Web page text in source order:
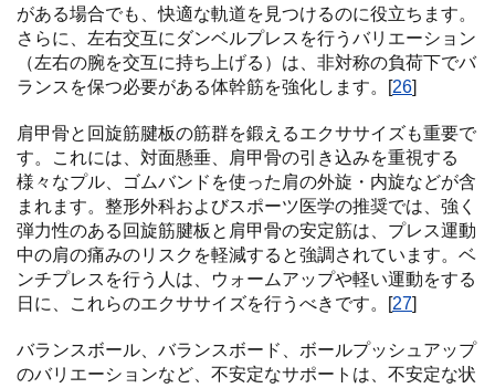
がある場合でも、快適な軌道を見つけるのに役立ちます。
さらに、左右交互にダンベルプレスを行うバリエーション
（左右の腕を交互に持ち上げる）は、非対称の負荷下でバ
ランスを保つ必要がある体幹筋を強化します。[26]
肩甲骨と回旋筋腱板の筋群を鍛えるエクササイズも重要で
す。これには、対面懸垂、肩甲骨の引き込みを重視する
様々なプル、ゴムバンドを使った肩の外旋・内旋などが含
まれます。整形外科およびスポーツ医学の推奨では、強く
弾力性のある回旋筋腱板と肩甲骨の安定筋は、プレス運動
中の肩の痛みのリスクを軽減すると強調されています。ベ
ンチプレスを行う人は、ウォームアップや軽い運動をする
日に、これらのエクササイズを行うべきです。[27]
バランスボール、バランスボード、ボールプッシュアップ
のバリエーションなど、不安定なサポートは、不安定な状